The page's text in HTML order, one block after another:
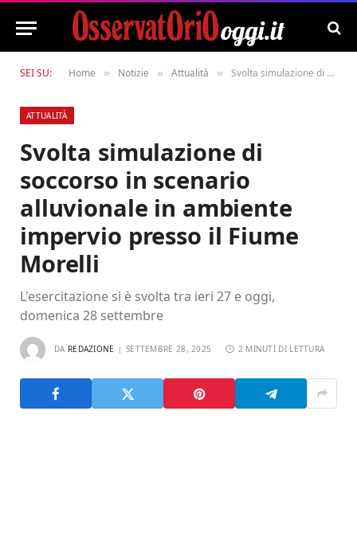
SEI SU: Home » Notizie » Attualità » Svolta simulazione di soccorso in scenario alluvionale in ambiente impervio presso il Fiume Morelli
ATTUALITÀ
Svolta simulazione di
soccorso in scenario
alluvionale in ambiente
impervio presso il Fiume
Morelli
L'esercitazione si è svolta tra ieri 27 e oggi,
domenica 28 settembre
DA REDAZIONE SETTEMBRE 28, 2025 2 MINUTI DI LETTURA